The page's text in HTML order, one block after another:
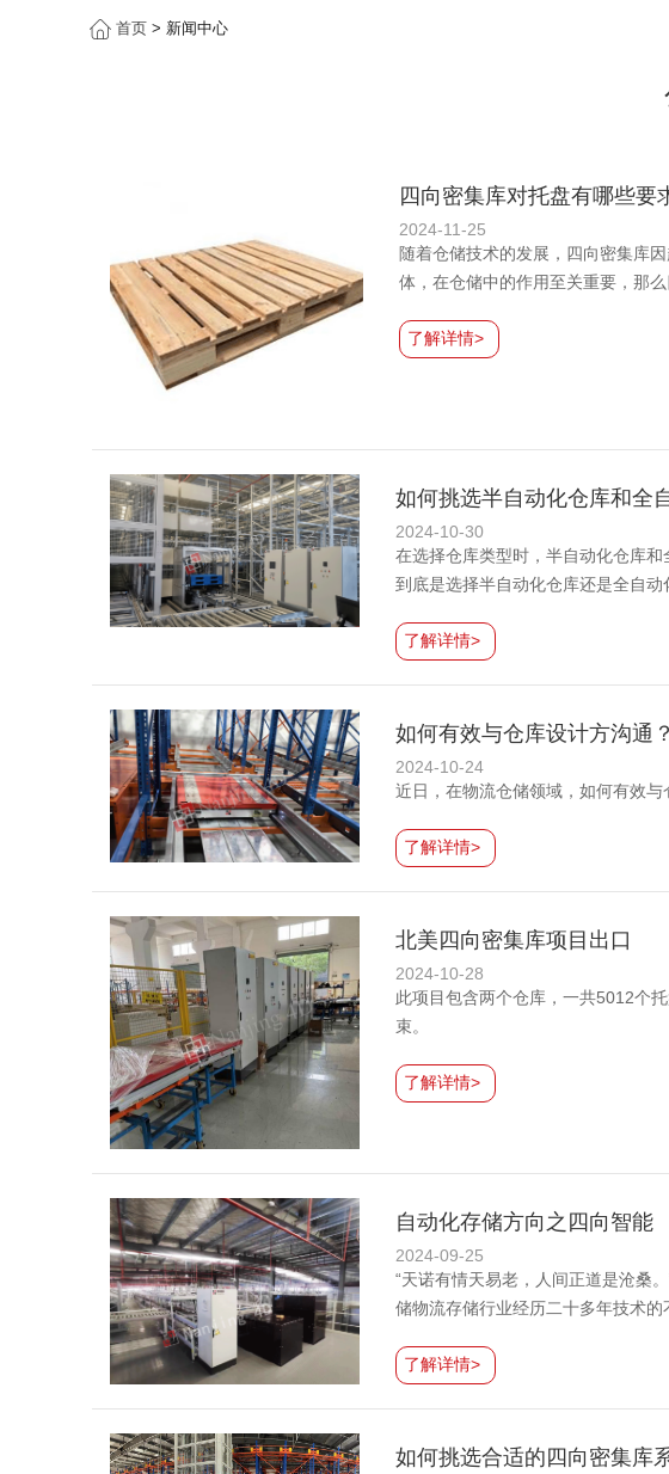
首页 > 新闻中心
四向密集库对托盘有哪些要
2024-11-25
随着仓储技术的发展，四向密集库
体，在仓储中的作用至关重要，那
了解详情>
如何挑选半自动化仓库和全
2024-10-30
在选择仓库类型时，半自动化仓库
到底是选择半自动化仓库还是全自动
了解详情>
如何有效与仓库设计方沟通？
2024-10-24
近日，在物流仓储领域，如何有效
了解详情>
北美四向密集库项目出口
2024-10-28
此项目包含两个仓库，一共5012个
束。
了解详情>
自动化存储方向之四向智能
2024-09-25
“天诺有情天易老，人间正道是沧桑
储物流存储行业经历二十多年技术的
了解详情>
如何挑选合适的四向密集库